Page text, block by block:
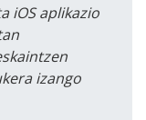
iOS aplikazio
izango